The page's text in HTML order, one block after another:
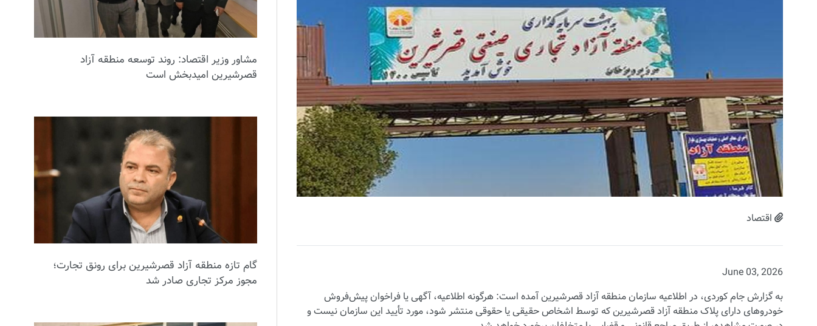
اقتصاد
June 03, 2026
به گزارش جام کوردی، در اطلاعیه سازمان منطقه آزاد قصرشیرین آمده است: هرگونه اطلاعیه، آگهی یا فراخوان پیش‌فروش
خودروهای دارای پلاک منطقه آزاد قصرشیرین که توسط اشخاص حقیقی یا حقوقی منتشر شود، مورد تأیید این سازمان نیست و
مشاور وزیر اقتصاد: روند توسعه منطقه آزاد
قصرشیرین امیدبخش است
گام تازه منطقه آزاد قصرشیرین برای رونق تجارت؛
مجوز مرکز تجاری صادر شد